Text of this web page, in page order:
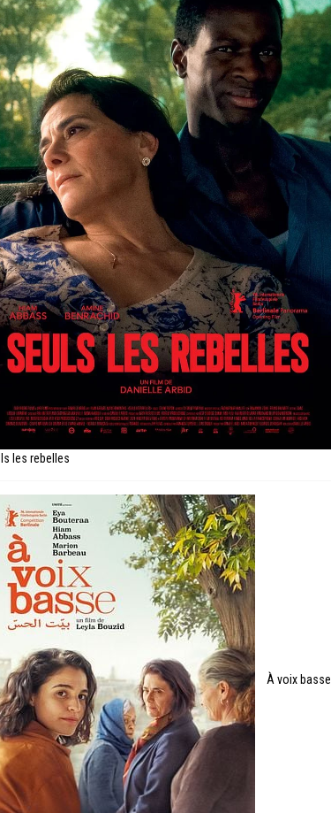
les rebelles
À voix basse